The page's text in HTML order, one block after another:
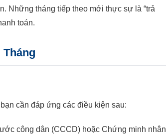
Những tháng tiếp theo mới thực sự là “trả
toán.
cần đáp ứng các điều kiện sau:
công dân (CCCD) hoặc Chứng minh nhân